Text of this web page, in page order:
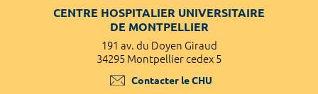
CENTRE HOSPITALIER UNIVERSITAIRE
DE MONTPELLIER
191 av. du Doyen Giraud
34295 Montpellier cedex 5
Contacter le CHU